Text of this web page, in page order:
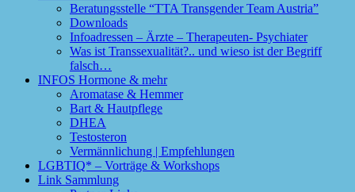
Beratungsstelle “TTA Transgender Team Austria”
Downloads
Infoadressen – Ärzte – Therapeuten- Psychiater
Was ist Transsexualität?.. und wieso ist der Begriff
falsch…
INFOS Hormone & mehr
Aromatase & Hemmer
Bart & Hautpflege
DHEA
Testosteron
Vermännlichung | Empfehlungen
LGBTIQ* – Vorträge & Workshops
Link Sammlung